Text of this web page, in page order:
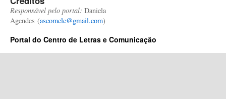
Responsável pelo portal: Daniela
Agendes (ascomclc@gmail.com)
Portal do Centro de Letras e Comunicação